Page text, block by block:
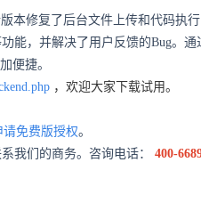
本修复了后台文件上传和代码执
能，并解决了用户反馈的Bug。通
便捷。
，欢迎大家下载试用。
请免费版授权。
我们的商务。咨询电话： 400-